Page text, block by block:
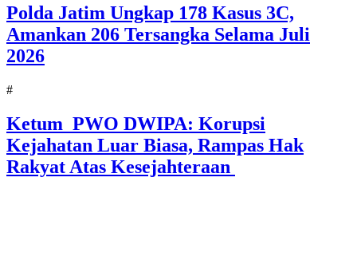
Polda Jatim Ungkap 178 Kasus 3C,
Amankan 206 Tersangka Selama Juli
2026
#
Ketum PWO DWIPA: Korupsi
Kejahatan Luar Biasa, Rampas Hak
Rakyat Atas Kesejahteraan